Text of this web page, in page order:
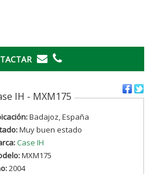
IH - MXM175
Badajoz, España
Muy buen estado
Case IH
MXM175
2004